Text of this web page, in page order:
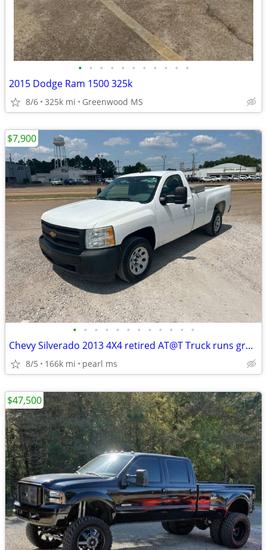
• • • • • • • • • • •
2015 Dodge Ram 1500 325k
8/6 325k mi Greenwood MS
• • • • • • • • • • • •
Chevy Silverado 2013 4X4 retired AT@T Truck runs great 4.3 V6
8/5 166k mi pearl ms
$7,900
$47,500